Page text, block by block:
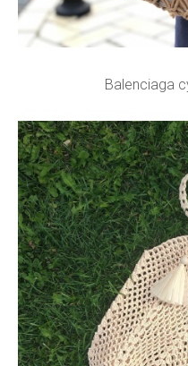
Balenciaga